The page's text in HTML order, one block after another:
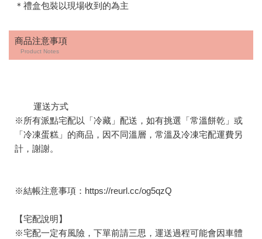
＊禮盒包裝以現場收到的為主
商品注意事項
Product Notes
運送方式
※所有派點宅配以「冷藏」配送，如有挑選「常溫餅乾」或
「冷凍蛋糕」的商品，因不同溫層，常溫及冷凍宅配運費另
計，謝謝。
※結帳注意事項： https://reurl.cc/og5qzQ
【宅配說明】
※宅配一定有風險，下單前請三思，運送過程可能會因車體